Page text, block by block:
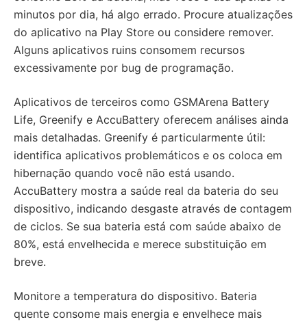
minutos por dia, há algo errado. Procure atualizações
do aplicativo na Play Store ou considere remover.
Alguns aplicativos ruins consomem recursos
excessivamente por bug de programação.
Aplicativos de terceiros como GSMArena Battery
Life, Greenify e AccuBattery oferecem análises ainda
mais detalhadas. Greenify é particularmente útil:
identifica aplicativos problemáticos e os coloca em
hibernação quando você não está usando.
AccuBattery mostra a saúde real da bateria do seu
dispositivo, indicando desgaste através de contagem
de ciclos. Se sua bateria está com saúde abaixo de
80%, está envelhecida e merece substituição em
breve.
Monitore a temperatura do dispositivo. Bateria
quente consome mais energia e envelhece mais